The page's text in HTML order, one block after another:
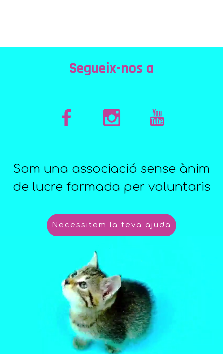
Segueix-nos a
Som una associació sense ànim
de lucre formada per voluntaris
Necessitem la teva ajuda